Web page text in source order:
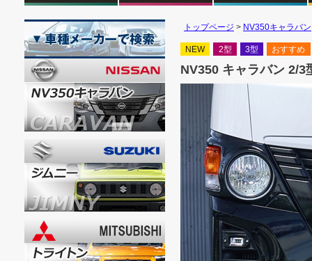
トップページ NV350キャラバン
NEW 2型 3型 おすすめ
NV350 キャラバン 2/